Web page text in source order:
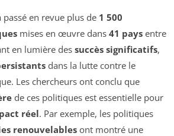
passé en revue plus de 1 500
mises en œuvre dans 41 pays entre
en lumière des succès significatifs,
dans la lutte contre le
Les chercheurs ont conclu que
de ces politiques est essentielle pour
réel. Par exemple, les politiques
renouvelables ont montré une